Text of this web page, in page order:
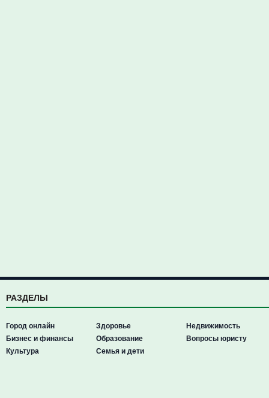
РАЗДЕЛЫ
Город онлайн
Бизнес и финансы
Культура
Здоровье
Образование
Семья и дети
Недвижимость
Вопросы юристу